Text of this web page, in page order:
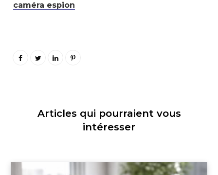
caméra espion
Articles qui pourraient vous
intéresser